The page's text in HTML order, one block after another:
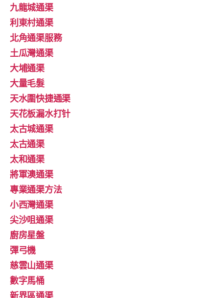
九龍城通渠
利東村通渠
北角通渠服務
土瓜灣通渠
大埔通渠
大量毛髮
天水圍快捷通渠
天花板漏水打针
太古城通渠
太古通渠
太和通渠
將軍澳通渠
專業通渠方法
小西灣通渠
尖沙咀通渠
廚房星盤
彈弓機
慈雲山通渠
數字馬桶